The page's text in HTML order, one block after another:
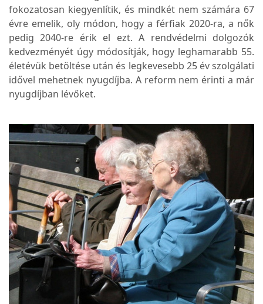
fokozatosan kiegyenlítik, és mindkét nem számára 67
évre emelik, oly módon, hogy a férfiak 2020-ra, a nők
pedig 2040-re érik el ezt. A rendvédelmi dolgozók
kedvezményét úgy módosítják, hogy leghamarabb 55.
életévük betöltése után és legkevesebb 25 év szolgálati
idővel mehetnek nyugdíjba. A reform nem érinti a már
nyugdíjban lévőket.